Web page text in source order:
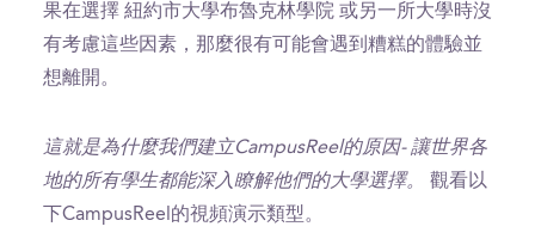
果在選擇 紐約市大學布魯克林學院 或另一所大學時沒
有考慮這些因素，那麼很有可能會遇到糟糕的體驗並
想離開。
這就是為什麼我們建立CampusReel的原因- 讓世界各
地的所有學生都能深入瞭解他們的大學選擇。 觀看以
下CampusReel的視頻演示類型。